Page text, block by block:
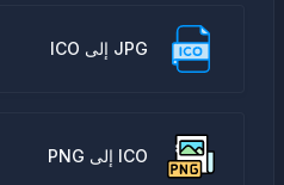
JPG إلى ICO
ICO إلى PNG